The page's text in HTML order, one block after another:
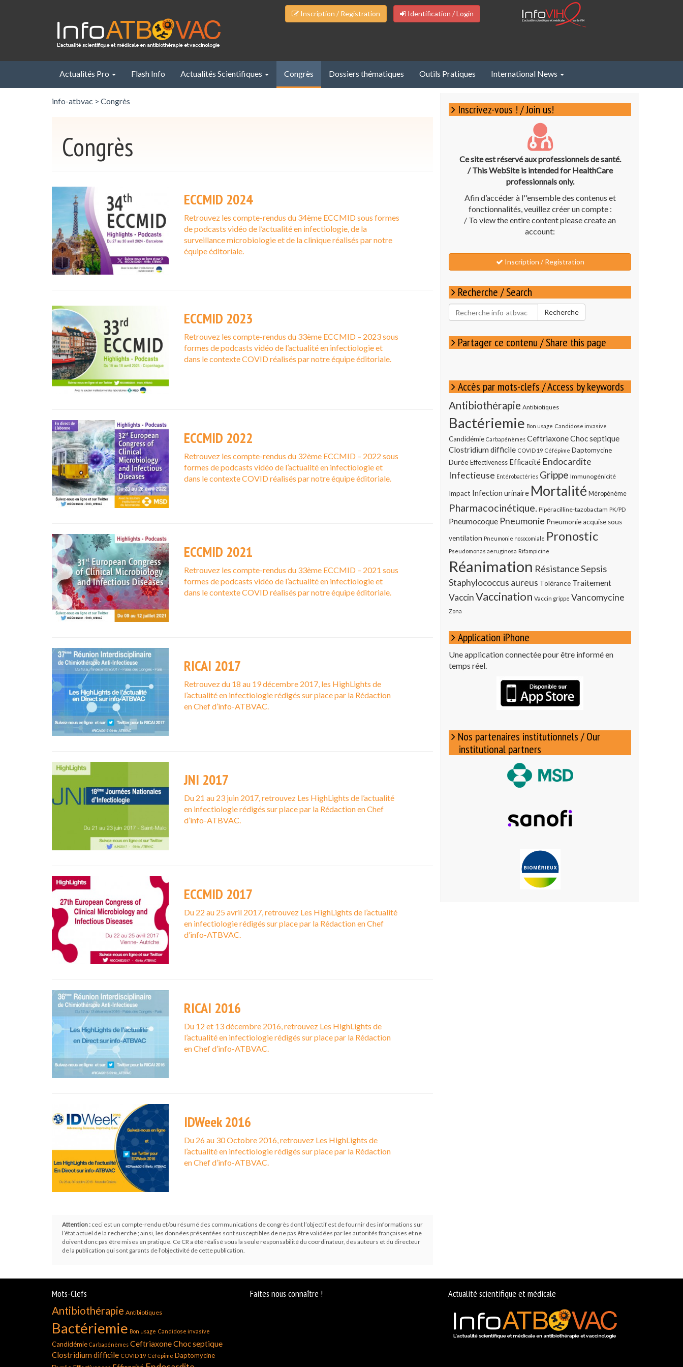
Inscription / Registration Identification / Login
Actualités Pro Flash Info Actualités Scientifiques Congrès Dossiers thématiques Outils Pratiques International News
info-atbvac > Congrès
Congrès
ECCMID 2024
Retrouvez les compte-rendus du 34ème ECCMID sous formes
de podcasts vidéo de l’actualité en infectiologie, de la
surveillance microbiologie et de la clinique réalisés par notre
équipe éditoriale.
ECCMID 2023
Retrouvez les compte-rendus du 33ème ECCMID – 2023 sous
formes de podcasts vidéo de l’actualité en infectiologie et
dans le contexte COVID réalisés par notre équipe éditoriale.
ECCMID 2022
Retrouvez les compte-rendus du 32ème ECCMID – 2022 sous
formes de podcasts vidéo de l’actualité en infectiologie et
dans le contexte COVID réalisés par notre équipe éditoriale.
ECCMID 2021
Retrouvez les compte-rendus du 33ème ECCMID – 2021 sous
formes de podcasts vidéo de l’actualité en infectiologie et
dans le contexte COVID réalisés par notre équipe éditoriale.
RICAI 2017
Retrouvez du 18 au 19 décembre 2017, les HighLights de
l’actualité en infectiologie rédigés sur place par la Rédaction
en Chef d’info-ATBVAC.
JNI 2017
Du 21 au 23 juin 2017, retrouvez Les HighLights de l’actualité
en infectiologie rédigés sur place par la Rédaction en Chef
d’info-ATBVAC.
ECCMID 2017
Du 22 au 25 avril 2017, retrouvez Les HighLights de l’actualité
en infectiologie rédigés sur place par la Rédaction en Chef
d’info-ATBVAC.
RICAI 2016
Du 12 et 13 décembre 2016, retrouvez Les HighLights de
l’actualité en infectiologie rédigés sur place par la Rédaction
en Chef d’info-ATBVAC.
IDWeek 2016
Du 26 au 30 Octobre 2016, retrouvez Les HighLights de
l’actualité en infectiologie rédigés sur place par la Rédaction
en Chef d’info-ATBVAC.
Attention : ceci est un compte-rendu et/ou résumé des communications de congrès dont l’objectif est de fournir des informations sur
l’état actuel de la recherche ; ainsi, les données présentées sont susceptibles de ne pas être validées par les autorités françaises et ne
doivent donc pas être mises en pratique. Ce CR a été réalisé sous la seule responsabilité du coordinateur, des auteurs et du directeur
de la publication qui sont garants de l’objectivité de cette publication.
Inscrivez-vous ! / Join us!
Ce site est réservé aux professionnels de santé.
/ This WebSite is intended for HealthCare
professionnals only.
Afin d’accéder à l''ensemble des contenus et
fonctionnalités, veuillez créer un compte :
/ To view the entire content please create an
account:
Inscription / Registration
Recherche / Search
Rechercher
pour
Recherche
Partager ce contenu / Share this page
Accès par mots-clefs / Access by keywords
Antibiothérapie Antibiotiques
Bactériemie Bon usage Candidose invasive
Candidémie Carbapénèmes CeftriaxoneChoc septique
Clostridium difficile COVID 19 Céfépime Daptomycine
Durée Effectiveness Efficacité Endocardite
Infectieuse Entérobactéries Grippe Immunogénicité
Impact Infection urinaire Mortalité Méropénème
Pharmacocinétique. Pipéracilline-tazobactam PK/PD
Pneumocoque Pneumonie Pneumonie acquise sous
ventilation Pneumonie nosocomiale Pronostic
Pseudomonas aeruginosa Rifampicine
Réanimation RésistanceSepsis
Staphylococcus aureus Tolérance Traitement
VaccinVaccination Vaccin grippe Vancomycine
Zona
Application iPhone
Une application connectée pour être informé en
temps réel.
Nos partenaires institutionnels / Our
institutional partners
Mots-Clefs
Antibiothérapie Antibiotiques
Bactériemie Bon usage Candidose invasive
Candidémie Carbapénèmes CeftriaxoneChoc septique
Clostridium difficile COVID 19 Céfépime Daptomycine
Faites nous connaître ! Actualité scientifique et médicale